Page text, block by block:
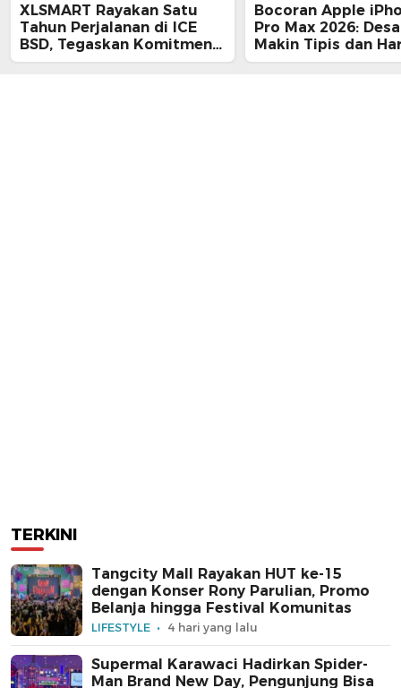
XLSMART Rayakan Satu
Tahun Perjalanan di ICE
BSD, Tegaskan Komitmen
Perkuat Jaringan dan
Bocoran Apple
Pro Max 2026:
Makin Tipis dan
Tembus Rp25 Juta
TERKINI
Tangcity Mall Rayakan HUT ke-15
dengan Konser Rony Parulian, Promo
Belanja hingga Festival Komunitas
LIFESTYLE 4 hari yang lalu
Supermal Karawaci Hadirkan Spider-
Man Brand New Day, Pengunjung Bisa